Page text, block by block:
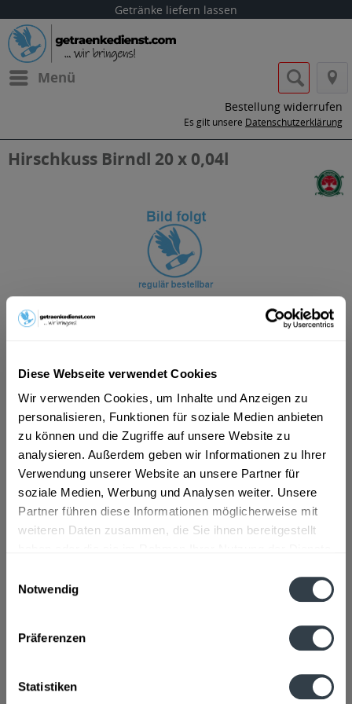
Diese Webseite verwendet Cookies
Wir verwenden Cookies, um Inhalte und Anzeigen zu
personalisieren, Funktionen für soziale Medien anbieten
zu können und die Zugriffe auf unsere Website zu
analysieren. Außerdem geben wir Informationen zu Ihrer
Verwendung unserer Website an unsere Partner für
soziale Medien, Werbung und Analysen weiter. Unsere
Partner führen diese Informationen möglicherweise mit
weiteren Daten zusammen, die Sie ihnen bereitgestellt
Notwendig
Präferenzen
Statistiken
Getränke liefern lassen
Menü
Bestellung widerrufen
Es gilt unsere Datenschutzerklärung
Hirschkuss Birndl 20 x 0,04l
ab 20,00 € *
Inhalt:0.8 Liter (25,00 € * / 1 Liter)
inkl. MwSt.
Vorrätig
In denWarenkorb
Artikel-Nr.:
36256
Beschreibung